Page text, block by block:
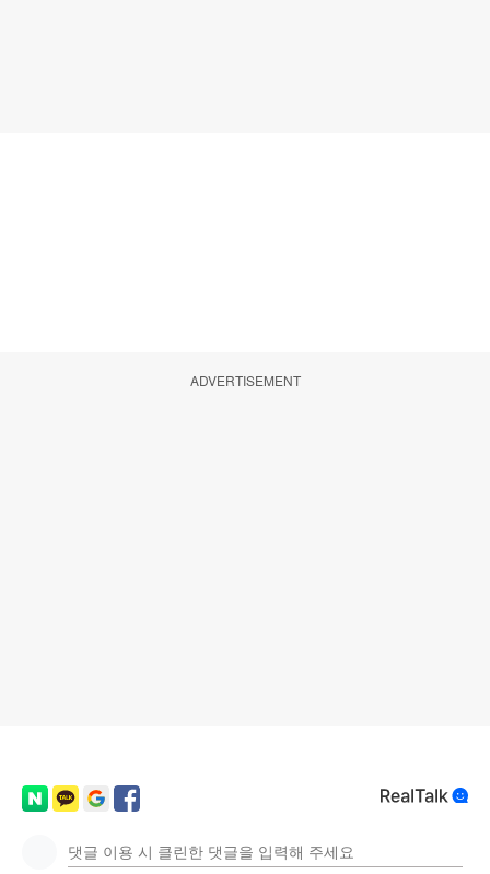
ADVERTISEMENT